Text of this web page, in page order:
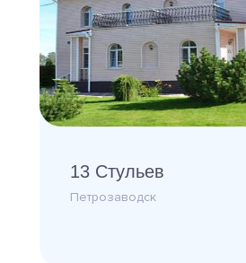
13 Стульев
Петрозаводск